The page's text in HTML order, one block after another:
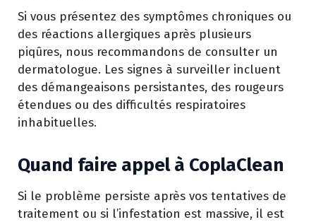
Si vous présentez des symptômes chroniques ou
des réactions allergiques après plusieurs
piqûres, nous recommandons de consulter un
dermatologue. Les signes à surveiller incluent
des démangeaisons persistantes, des rougeurs
étendues ou des difficultés respiratoires
inhabituelles.
Quand faire appel à CoplaClean
Si le problème persiste après vos tentatives de
traitement ou si l’infestation est massive, il est